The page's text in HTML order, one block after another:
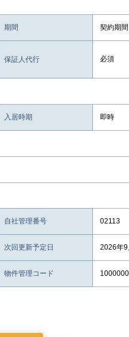
期間 契約期
保証人代行 必須
入居時期 即時
自社管理番号 02113
次回更新予定日 2026年9
物件管理コード